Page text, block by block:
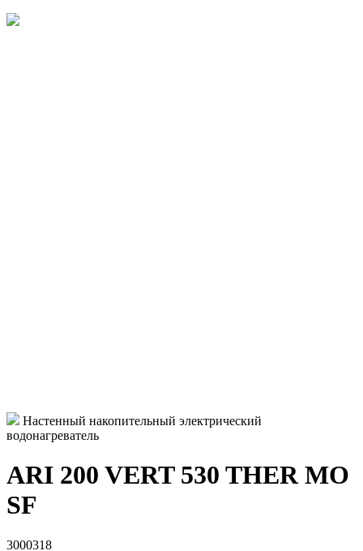
Настенный накопительный электрический
водонагреватель
ARI 200 VERT 530 THER MO
SF
3000318